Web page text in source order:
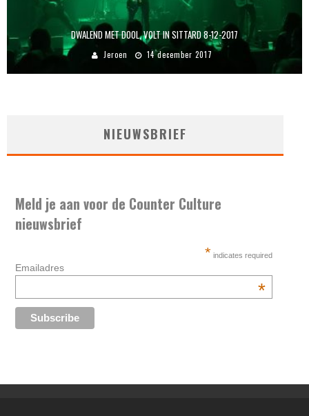
DWALEND MET DOOL, VOLT IN SITTARD 8-12-2017
Jeroen 14 december 2017
NIEUWSBRIEF
Meld je aan voor de Counter Culture
nieuwsbrief
* indicates required
Emailadres
*